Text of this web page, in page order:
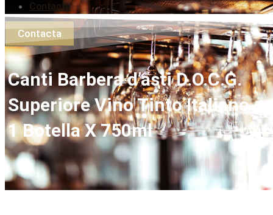
Contacta
Contacta
Canti Barbera d’asti D.O.C.G.
Superiore Vino Tinto Italiano –
1 Botella X 750ml